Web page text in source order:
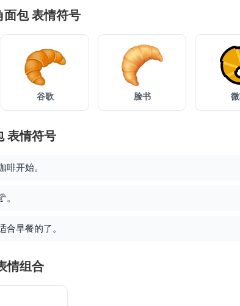
包 表情符号
谷歌 脸书
表情符号
啡开始。
合早餐的了。
情组合